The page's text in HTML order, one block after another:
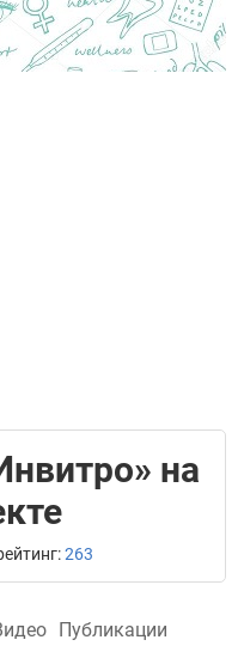
на
263
Публикации